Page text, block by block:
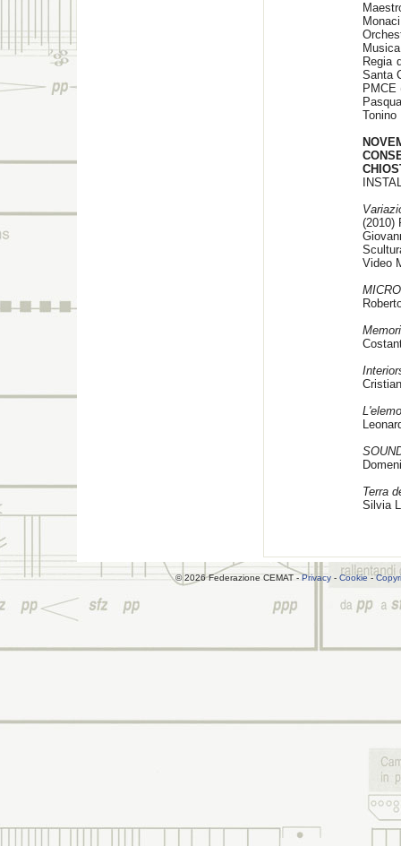
Regia
Santa
PMCE
(2010)
Video
Terra
Silvia
© 2026 Federazione CEMAT -Privacy- Cookie-